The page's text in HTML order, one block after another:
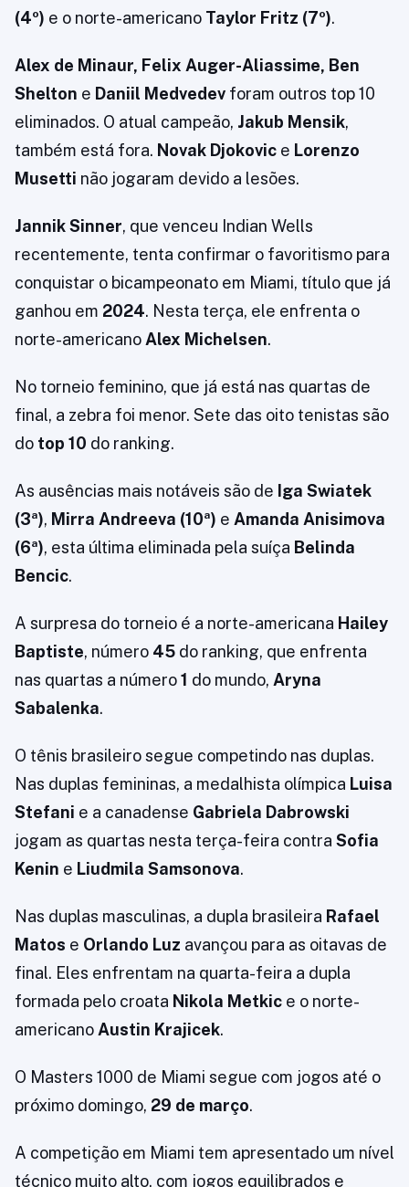
(4º) e o norte-americano Taylor Fritz (7º).
Alex de Minaur, Felix Auger-Aliassime, Ben
Shelton e Daniil Medvedev foram outros top 10
eliminados. O atual campeão, Jakub Mensik,
também está fora. Novak Djokovic e Lorenzo
Musetti não jogaram devido a lesões.
Jannik Sinner, que venceu Indian Wells
recentemente, tenta confirmar o favoritismo para
conquistar o bicampeonato em Miami, título que já
ganhou em 2024. Nesta terça, ele enfrenta o
norte-americano Alex Michelsen.
No torneio feminino, que já está nas quartas de
final, a zebra foi menor. Sete das oito tenistas são
do top 10 do ranking.
As ausências mais notáveis são de Iga Swiatek
(3ª), Mirra Andreeva (10ª) e Amanda Anisimova
(6ª), esta última eliminada pela suíça Belinda
Bencic.
A surpresa do torneio é a norte-americana Hailey
Baptiste, número 45 do ranking, que enfrenta
nas quartas a número1 do mundo, Aryna
Sabalenka.
O tênis brasileiro segue competindo nas duplas.
Nas duplas femininas, a medalhista olímpica Luisa
Stefani e a canadense Gabriela Dabrowski
jogam as quartas nesta terça-feira contra Sofia
Kenin e Liudmila Samsonova.
Nas duplas masculinas, a dupla brasileira Rafael
Matos e Orlando Luz avançou para as oitavas de
final. Eles enfrentam na quarta-feira a dupla
formada pelo croata Nikola Metkic e o norte-
americano Austin Krajicek.
O Masters 1000 de Miami segue com jogos até o
próximo domingo, 29 de março.
A competição em Miami tem apresentado um nível
técnico muito alto, com jogos equilibrados e